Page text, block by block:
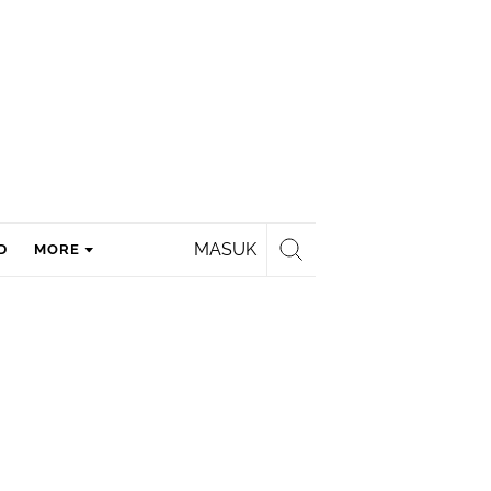
MASUK
MORE